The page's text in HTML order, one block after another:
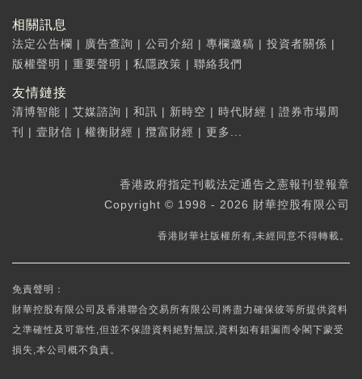
相關訊息
法定公告欄 | 廣告查詢 | 公司介紹 | 專欄邀稿 | 投資者關係 |
版權聲明 | 重要聲明 | 私隱政策 | 聯絡我們
友情鏈接
清博智能 | 艾媒諮詢 | 和訊 | 新時空 | 時代財經 | 證券市場周
刊
| 壹財信 | 權衡財經 | 攬富財經 | 更多...
香港政府指定刊載法定通告之憲報刊登報章
Copyright © 1998 - 2026 財華控股有限公司
香港財華社版權所有,未經同意不得轉載。
免責聲明：
財華控股有限公司及香港聯合交易所有限公司將盡力確保彼等所提供資料
之準確性及可靠性,但並不保證資料絕對無誤,資料如有錯漏而令閣下蒙受
損失,本公司概不負責。